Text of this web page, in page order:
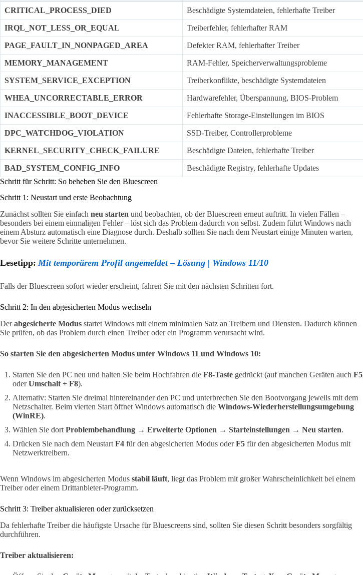
CRITICAL_PROCESS_DIED Beschädigte Systemdateien, fehlerhafte Treiber
IRQL_NOT_LESS_OR_EQUAL Treiberfehler, fehlerhafter RAM
PAGE_FAULT_IN_NONPAGED_AREA Defekter RAM, fehlerhafter Treiber
MEMORY_MANAGEMENT RAM-Fehler, Speicherverwaltungsprobleme
SYSTEM_SERVICE_EXCEPTION Treiberkonflikte, beschädigte Systemdateien
WHEA_UNCORRECTABLE_ERROR Hardwarefehler, Überspannung, BIOS-Problem
INACCESSIBLE_BOOT_DEVICE Fehlerhafte Storage-Einstellungen im BIOS
DPC_WATCHDOG_VIOLATION SSD-Treiber, Controllerprobleme
KERNEL_SECURITY_CHECK_FAILURE Beschädigte Dateien, fehlerhafte Treiber
BAD_SYSTEM_CONFIG_INFO
Beschädigte Registry, fehlerhafte Updates
Schritt für Schritt: So beheben Sie den Bluescreen
Schritt 1: Neustart und erste Beobachtung
Zunächst sollten Sie einfach neu starten und beobachten, ob der Bluescreen erneut auftritt. In vielen Fällen –
besonders bei einem einmaligen Fehler – löst sich das Problem dadurch von selbst. Zudem führt Windows nach
einem Absturz automatisch eine Diagnose durch. Deshalb sollten Sie nach dem Neustart einige Minuten warten,
bevor Sie weitere Schritte unternehmen.
Lesetipp: Mit temporärem Profil angemeldet – Lösung | Windows 11/10
Falls der Bluescreen sofort wieder erscheint, fahren Sie mit den nächsten Schritten fort.
Schritt 2: In den abgesicherten Modus wechseln
Derabgesicherte Modus startet Windows mit einem minimalen Satz an Treibern und Diensten. Dadurch können
Sie prüfen, ob das Problem durch einen Treiber oder ein Programm verursacht wird.
So starten Sie den abgesicherten Modus unter Windows 11 und Windows 10:
Starten Sie den PC neu und halten Sie beim Hochfahren die F8-Taste gedrückt (auf manchen Geräten auch F5
oderUmschalt + F8).
Alternativ: Starten Sie dreimal hintereinander den PC und unterbrechen Sie den Bootvorgang jeweils mit dem
Netzschalter. Beim vierten Start öffnet Windows automatisch die Windows-Wiederherstellungsumgebung
(WinRE).
Wählen Sie dort Problembehandlung → Erweiterte Optionen → Starteinstellungen → Neu starten.
Drücken Sie nach dem Neustart F4 für den abgesicherten Modus oderF5 für den abgesicherten Modus mit
Netzwerktreibern.
Wenn Windows im abgesicherten Modus stabil läuft, liegt das Problem mit großer Wahrscheinlichkeit bei einem
Treiber oder einem Drittanbieter-Programm.
Schritt 3: Treiber aktualisieren oder zurücksetzen
Da fehlerhafte Treiber die häufigste Ursache für Bluescreens sind, sollten Sie diesen Schritt besonders sorgfältig
durchführen.
Treiber aktualisieren: